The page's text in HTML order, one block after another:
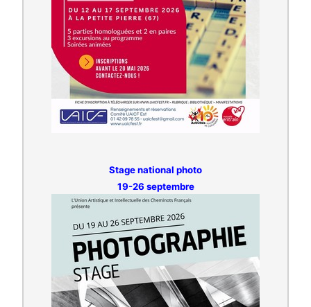
Stage national photo
19-26 septembre